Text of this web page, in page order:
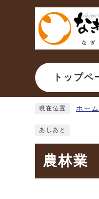
ページの先頭です
トップペ
現在位置 ホーム
あしあと
農林業